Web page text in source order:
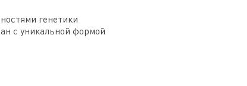
генетики
с уникальной формой